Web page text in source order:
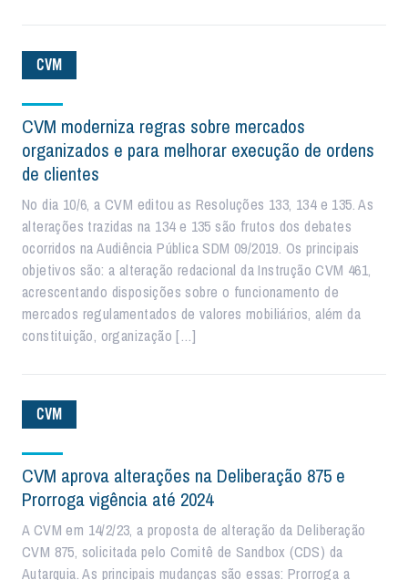
CVM
CVM moderniza regras sobre mercados
organizados e para melhorar execução de ordens
de clientes
No dia 10/6, a CVM editou as Resoluções 133, 134 e 135. As
alterações trazidas na 134 e 135 são frutos dos debates
ocorridos na Audiência Pública SDM 09/2019. Os principais
objetivos são: a alteração redacional da Instrução CVM 461,
acrescentando disposições sobre o funcionamento de
mercados regulamentados de valores mobiliários, além da
constituição, organização […]
CVM
CVM aprova alterações na Deliberação 875 e
Prorroga vigência até 2024
A CVM em 14/2/23, a proposta de alteração da Deliberação
CVM 875, solicitada pelo Comitê de Sandbox (CDS) da
Autarquia. As principais mudanças são essas: Prorroga a